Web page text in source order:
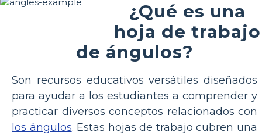
¿Qué es una
hoja de trabajo
de ángulos?
Son recursos educativos versátiles diseñados
para ayudar a los estudiantes a comprender y
practicar diversos conceptos relacionados con
los ángulos. Estas hojas de trabajo cubren una